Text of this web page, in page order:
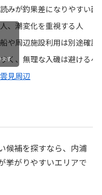
みが釣果差になりやすい西
、潮変化を重視する人
や周辺施設利用は別途確認
く、無理な入磯は避けるべ
見周辺
ます
候補を探すなら、内浦
挙がりやすいエリアで